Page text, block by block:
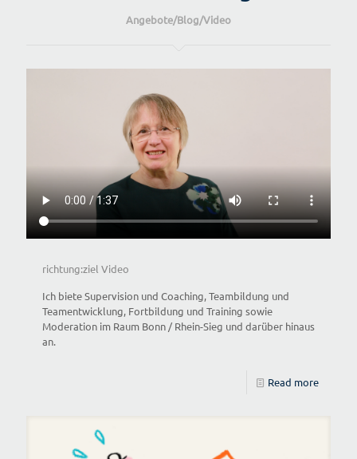
Angebote/Blog/Video
richtung:ziel Video
Ich biete Supervision und Coaching, Teambildung und
Teamentwicklung, Fortbildung und Training sowie
Moderation im Raum Bonn / Rhein-Sieg und darüber hinaus
an.
Read more